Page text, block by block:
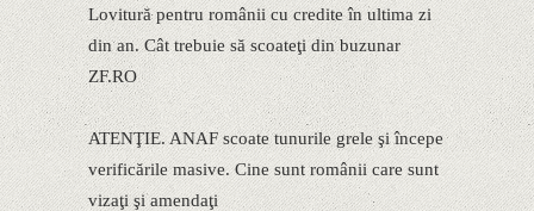
Lovitură pentru românii cu credite în ultima zi
din an. Cât trebuie să scoateţi din buzunar
ZF.RO
ATENŢIE. ANAF scoate tunurile grele şi începe
verificările masive. Cine sunt românii care sunt
vizaţi şi amendaţi